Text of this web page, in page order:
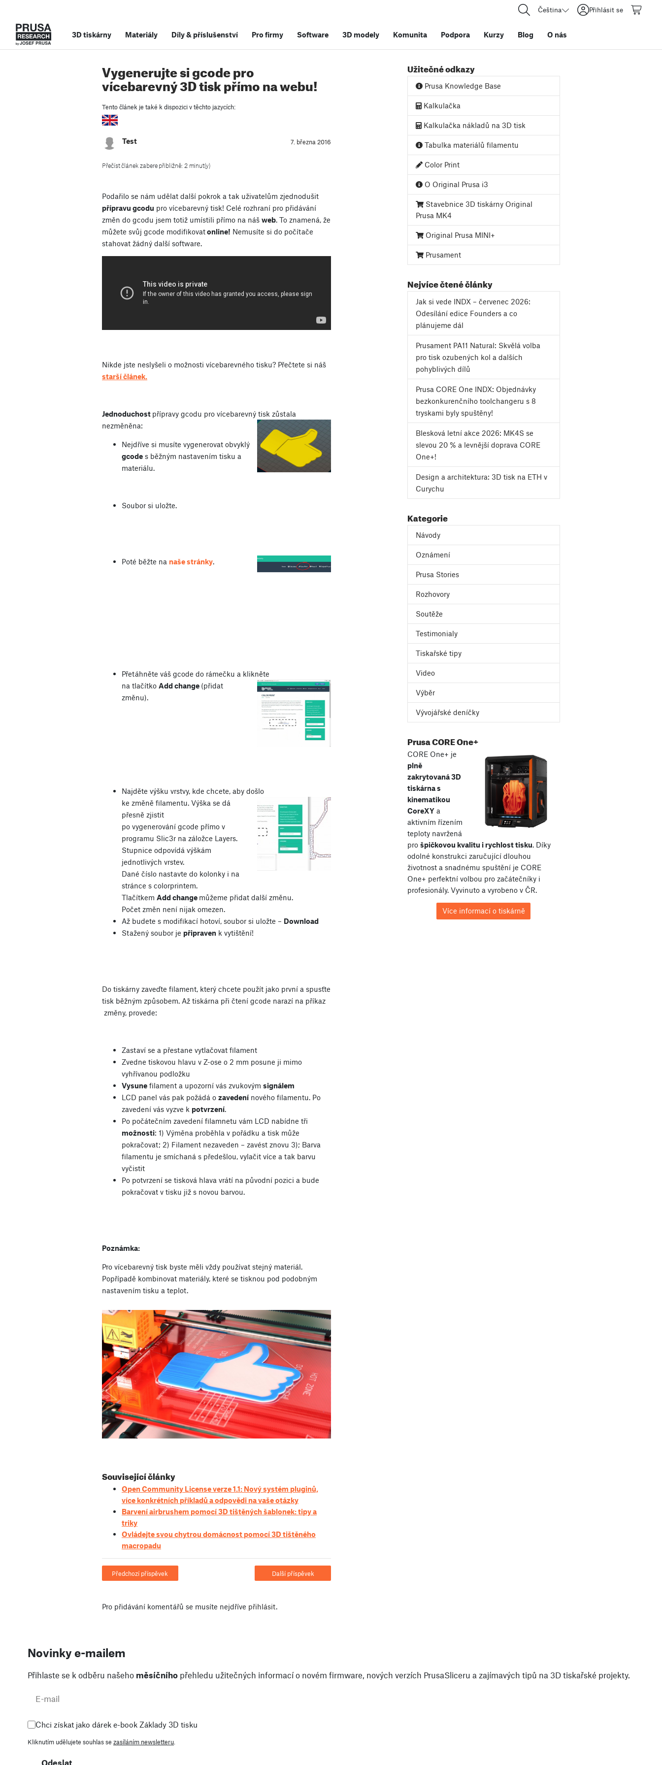
Čeština Přihlásit se
3D tiskárny Materiály Díly& příslušenství Pro firmy Software 3D modely Komunita Podpora Kurzy Blog O nás
Vygenerujte si gcode pro
vícebarevný 3D tisk přímo na webu!
Tento článek je také k dispozici v těchto jazycích:
Test 7. března 2016
Přečíst článek zabere přibližně: 2 minut(y)
Podařilo se nám udělat další pokrok a tak uživatelům zjednodušit
přípravu gcodu pro vícebarevný tisk! Celé rozhraní pro přidávání
změn do gcodu jsem totiž umístili přímo na náš web. To znamená, že
můžete svůj gcode modifikovatonline! Nemusíte si do počítače
stahovat žádný další software.
Nikde jste neslyšeli o možnosti vícebarevného tisku? Přečtete si náš
starší článek.
Jednoduchost přípravy gcodu pro vícebarevný tisk zůstala
nezměněna:
Nejdříve si musíte vygenerovat obvyklý
gcode s běžným nastavením tisku a
materiálu.
Soubor si uložte.
Poté běžte na naše stránky.
Přetáhněte váš gcode do rámečku a klikněte
na tlačítko Add change (přidat
změnu).
Najděte výšku vrstvy, kde chcete, aby došlo
ke změně filamentu. Výška se dá
přesně zjistit
po vygenerování gcode přímo v
programu Slic3r na záložce Layers.
Stupnice odpovídá výškám
jednotlivých vrstev.
Dané číslo nastavte do kolonky i na
stránce s colorprintem.
Tlačítkem Add change můžeme přidat další změnu.
Počet změn není nijak omezen.
Až budete s modifikací hotoví, soubor si uložte – Download
Stažený soubor je připraven k vytištění!
Do tiskárny zaveďte filament, který chcete použít jako první a spusťte
tisk běžným způsobem. Až tiskárna při čtení gcode narazí na příkaz
změny, provede:
Zastaví se a přestane vytlačovat filament
Zvedne tiskovou hlavu v Z-ose o 2 mm posune ji mimo
vyhřívanou podložku
Vysune filament a upozorní vás zvukovým signálem
LCD panel vás pak požádá o zavedení nového filamentu. Po
zavedení vás vyzve k potvrzení.
Po počátečním zavedení filamnetu vám LCD nabídne tři
možnosti: 1) Výměna proběhla v pořádku a tisk může
pokračovat; 2) Filament nezaveden – zavést znovu 3); Barva
filamentu je smíchaná s předešlou, vylačit více a tak barvu
vyčistit
Po potvrzení se tisková hlava vrátí na původní pozici a bude
pokračovat v tisku již s novou barvou.
Poznámka:
Pro vícebarevný tisk byste měli vždy používat stejný materiál.
Popřípadě kombinovat materiály, které se tisknou pod podobným
nastavením tisku a teplot.
Související články
Open Community License verze 1.1: Nový systém pluginů,
více konkrétních příkladů a odpovědi na vaše otázky
Barvení airbrushem pomocí 3D tištěných šablonek: tipy a
triky
Ovládejte svou chytrou domácnost pomocí 3D tištěného
macropadu
Předchozí příspěvek Další příspěvek
Pro přidávání komentářů se musíte nejdříve přihlásit.
Užitečné odkazy
Prusa Knowledge Base
Kalkulačka
Kalkulačka nákladů na 3D tisk
Tabulka materiálů filamentu
Color Print
O Original Prusa i3
Stavebnice 3D tiskárny Original
Prusa MK4
Original Prusa MINI+
Prusament
Nejvíce čtené články
Jak si vede INDX – červenec 2026:
Odesílání edice Founders a co
plánujeme dál
Prusament PA11 Natural: Skvělá volba
pro tisk ozubených kol a dalších
pohyblivých dílů
Prusa CORE One INDX: Objednávky
bezkonkurenčního toolchangeru s 8
tryskami byly spuštěny!
Blesková letní akce 2026: MK4S se
slevou 20 % a levnější doprava CORE
One+!
Design a architektura: 3D tisk na ETH v
Curychu
Kategorie
Návody
Oznámení
Prusa Stories
Rozhovory
Soutěže
Testimonialy
Tiskařské tipy
Video
Výběr
Vývojářské deníčky
Prusa CORE One+
CORE One+ je
plně
zakrytovaná 3D
tiskárna s
kinematikou
CoreXYa
aktivním řízením
teploty navržená
pro špičkovou kvalitu i rychlost tisku. Díky
odolné konstrukci zaručující dlouhou
životnost a snadnému spuštění je CORE
One+ perfektní volbou pro začátečníky i
profesionály. Vyvinuto a vyrobeno v ČR.
Více informací o tiskárně
Novinky e-mailem
Přihlaste se k odběru našeho měsíčního přehledu užitečných informací o novém firmware, nových verzích PrusaSliceru a zajímavých tipů na 3D tiskařské projekty.
Chci získat jako dárek e-book Základy 3D tisku
Kliknutím udělujete souhlas se zasíláním newsletteru
Odeslat